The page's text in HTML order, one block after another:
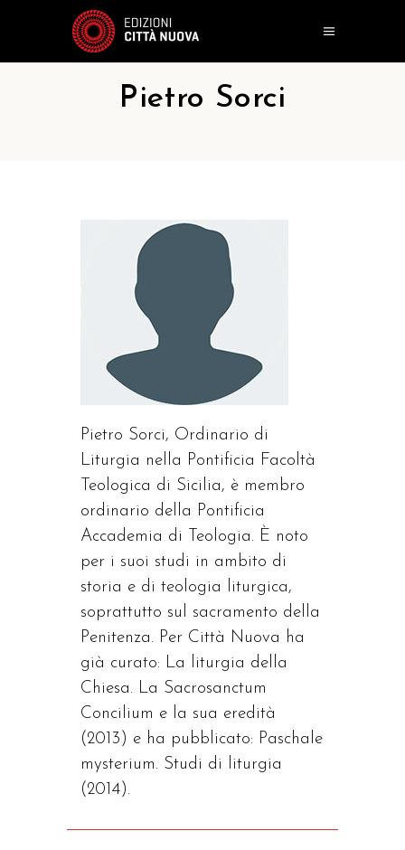
Pietro Sorci
Pietro Sorci, Ordinario di
Liturgia nella Pontificia Facoltà
Teologica di Sicilia, è membro
ordinario della Pontificia
Accademia di Teologia. È noto
per i suoi studi in ambito di
storia e di teologia liturgica,
soprattutto sul sacramento della
Penitenza. Per Città Nuova ha
già curato: La liturgia della
Chiesa. La Sacrosanctum
Concilium e la sua eredità
(2013) e ha pubblicato: Paschale
mysterium. Studi di liturgia
(2014).